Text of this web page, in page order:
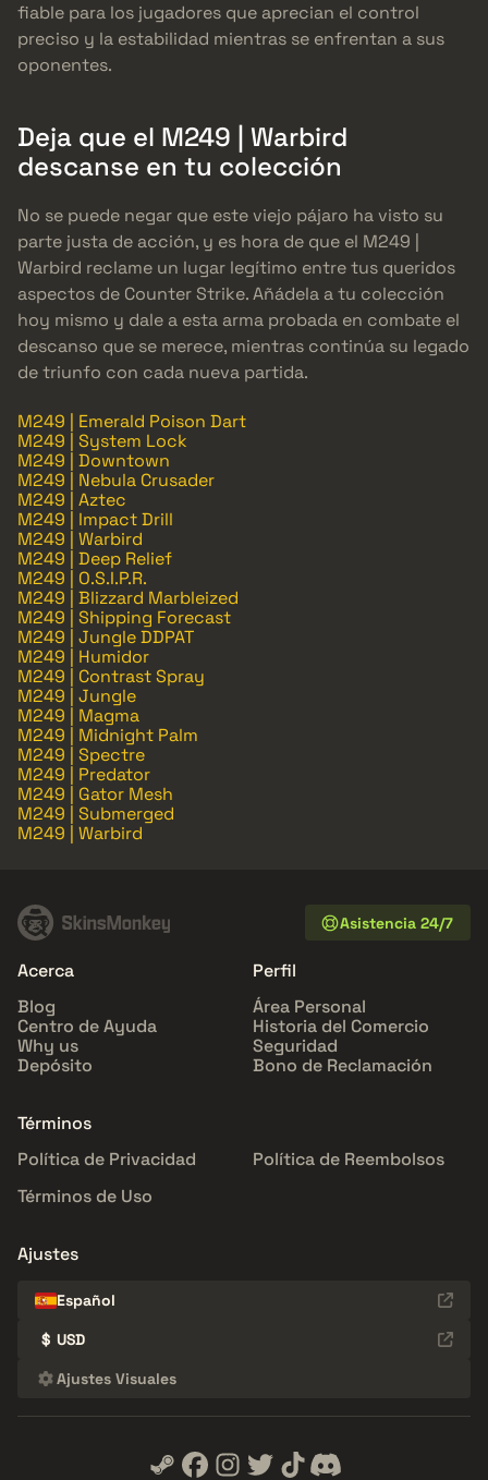
fiable para los jugadores que aprecian el control
preciso y la estabilidad mientras se enfrentan a sus
oponentes.
Deja que el M249 | Warbird
descanse en tu colección
No se puede negar que este viejo pájaro ha visto su
parte justa de acción, y es hora de que el M249 |
Warbird reclame un lugar legítimo entre tus queridos
aspectos de Counter Strike. Añádela a tu colección
hoy mismo y dale a esta arma probada en combate el
descanso que se merece, mientras continúa su legado
de triunfo con cada nueva partida.
M249 | Emerald Poison Dart
M249 | System Lock
M249 | Downtown
M249 | Nebula Crusader
M249 | Aztec
M249 | Impact Drill
M249 | Warbird
M249 | Deep Relief
M249 | O.S.I.P.R.
M249 | Blizzard Marbleized
M249 | Shipping Forecast
M249 | Jungle DDPAT
M249 | Humidor
M249 | Contrast Spray
M249 | Jungle
M249 | Magma
M249 | Midnight Palm
M249 | Spectre
M249 | Predator
M249 | Gator Mesh
M249 | Submerged
M249 | Warbird
Asistencia 24/7
Acerca
Blog
Centro de Ayuda
Why us
Depósito
Perfil
Área Personal
Historia del Comercio
Seguridad
Bono de Reclamación
Términos
Política de Privacidad
Política de Reembolsos
Términos de Uso
Ajustes
Español
$ USD
Ajustes Visuales